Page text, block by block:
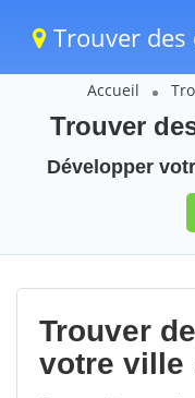
Trouver
Accueil
Trouver
Développer
Trouver
votre ville